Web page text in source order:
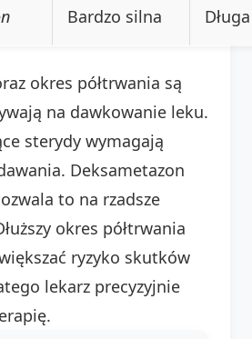
Bardzo silna Długa
okres półtrwania są
na dawkowanie leku.
sterydy wymagają
Deksametazon
to na rzadsze
okres półtrwania
ryzyko skutków
lekarz precyzyjnie